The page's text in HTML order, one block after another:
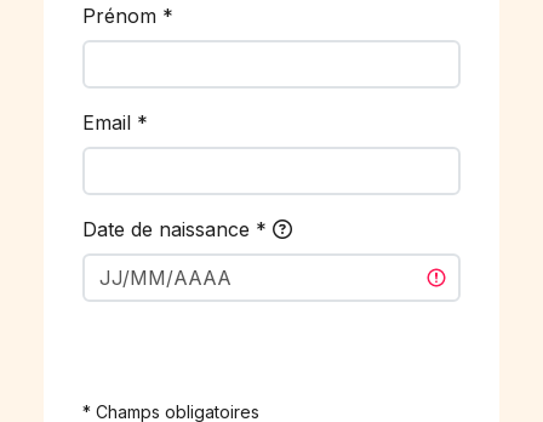
Prénom *
Email *
Date de naissance *
* Champs obligatoires